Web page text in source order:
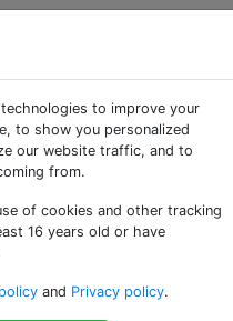
des
to improve your
to show you personalized
our website traffic, and to
from.
of cookies and other tracking
16 years old or have
and Privacy policy.